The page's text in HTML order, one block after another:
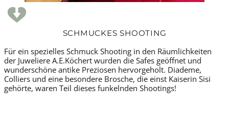
SCHMUCKES SHOOTING
Für ein spezielles Schmuck Shooting in den Räumlichkeiten
der Juweliere A.E.Köchert wurden die Safes geöffnet und
wunderschöne antike Preziosen hervorgeholt. Diademe,
Colliers und eine besondere Brosche, die einst Kaiserin Sisi
gehörte, waren Teil dieses funkelnden Shootings!